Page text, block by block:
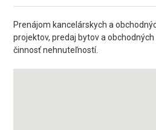
Prenájom kancelárskych a
projektov, predaj bytov a
činnosť nehnuteľností.